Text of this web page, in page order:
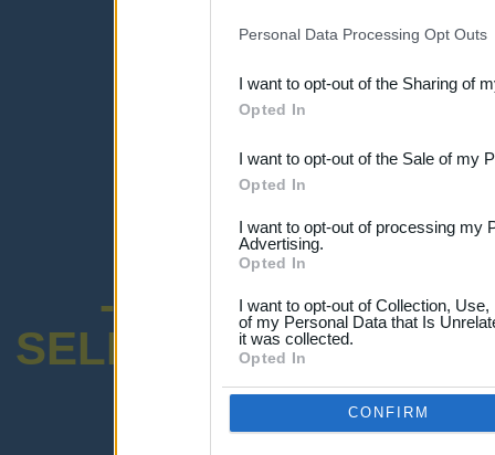
Downstream Participants
third parties.
Personal Data Processing Opt Outs
I want to opt-out of the Sharing of
Opted In
I want to opt-out of the Sale of my
Opted In
I want to opt-out of processing my
Advertising.
Opted In
I want to opt-out of Collection,
of my Personal Data that Is
it was collected.
Opted In
CONFIRM
-ENCUESTA
SELECTIVO